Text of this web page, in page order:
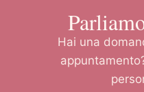
Hai una